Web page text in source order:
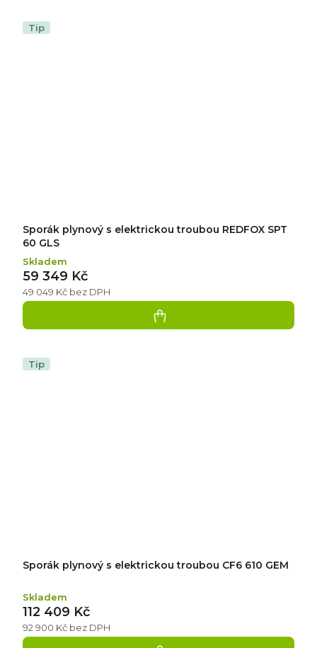
Tip
Sporák plynový s elektrickou troubou REDFOX SPT
60 GLS
Skladem
49 049 Kč bez DPH
59 349 Kč
Tip
Sporák plynový s elektrickou troubou CF6 610 GEM
Skladem
92 900 Kč bez DPH
112 409 Kč